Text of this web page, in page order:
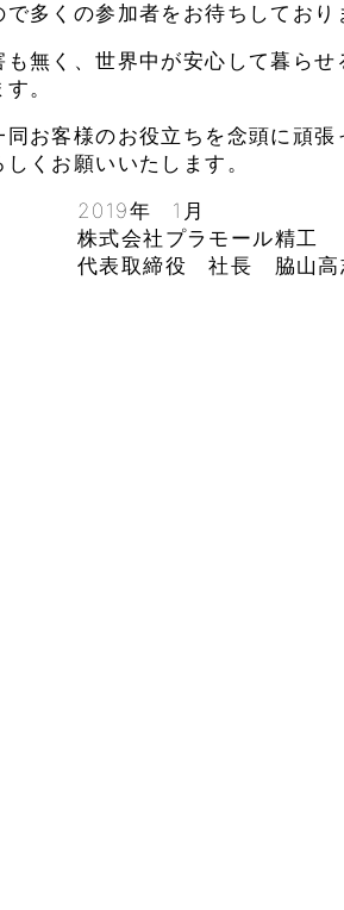
多くの参加者をお待ちしており
無く、世界中が安心して暮ら
。
同お客様のお役立ちを念頭に頑
くお願いいたします。
1月
ラモール精工
役 社長 脇山高